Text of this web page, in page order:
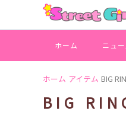
ホーム ニュー
ホーム アイテム BIG
BIG